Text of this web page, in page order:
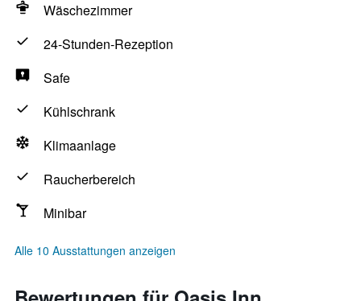
Wäschezimmer
24-Stunden-Rezeption
Safe
Kühlschrank
Klimaanlage
Raucherbereich
Minibar
Alle 10 Ausstattungen anzeigen